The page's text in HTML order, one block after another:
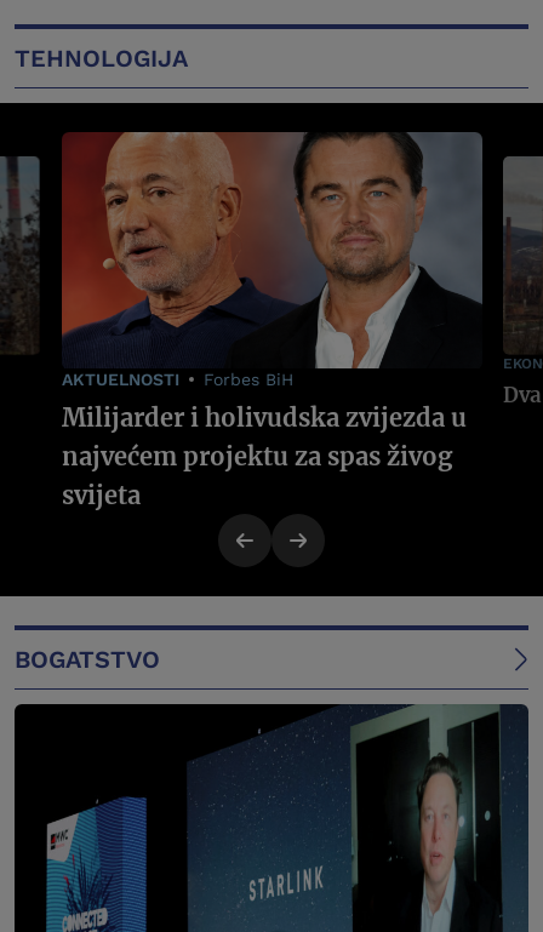
TEHNOLOGIJA
AKTUELNOSTI Forbes BiH
Milijarder i holivudska zvijezda u
najvećem projektu za spas živog
svijeta
BOGATSTVO